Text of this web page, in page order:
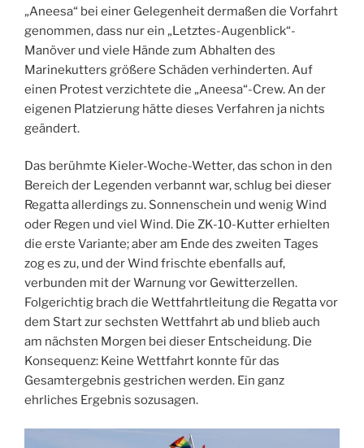
„Aneesa“ bei einer Gelegenheit dermaßen die Vorfahrt
genommen, dass nur ein „Letztes-Augenblick“-
Manöver und viele Hände zum Abhalten des
Marinekutters größere Schäden verhinderten. Auf
einen Protest verzichtete die „Aneesa“-Crew. An der
eigenen Platzierung hätte dieses Verfahren ja nichts
geändert.
Das berühmte Kieler-Woche-Wetter, das schon in den
Bereich der Legenden verbannt war, schlug bei dieser
Regatta allerdings zu. Sonnenschein und wenig Wind
oder Regen und viel Wind. Die ZK-10-Kutter erhielten
die erste Variante; aber am Ende des zweiten Tages
zog es zu, und der Wind frischte ebenfalls auf,
verbunden mit der Warnung vor Gewitterzellen.
Folgerichtig brach die Wettfahrtleitung die Regatta vor
dem Start zur sechsten Wettfahrt ab und blieb auch
am nächsten Morgen bei dieser Entscheidung. Die
Konsequenz: Keine Wettfahrt konnte für das
Gesamtergebnis gestrichen werden. Ein ganz
ehrliches Ergebnis sozusagen.